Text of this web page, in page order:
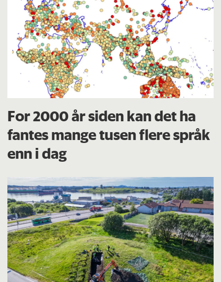
For 2000 år siden kan det ha
fantes mange tusen flere språk
enn i dag